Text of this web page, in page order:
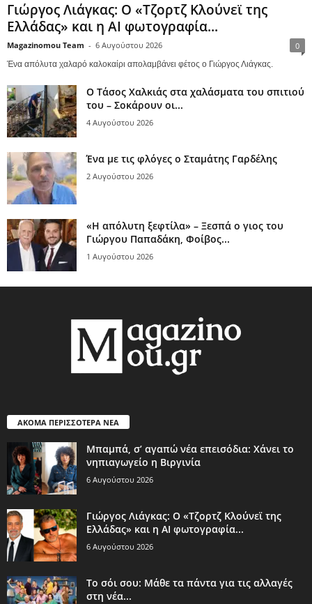
Γιώργος Λιάγκας: Ο «Τζορτζ Κλούνεϊ της
Ελλάδας» και η AI φωτογραφία...
Magazinomou Team - 6 Αυγούστου 2026 0
Ένα απόλυτα χαλαρό καλοκαίρι απολαμβάνει φέτος ο Γιώργος Λιάγκας.
Ο Τάσος Χαλκιάς στα χαλάσματα του σπιτιού
του – Σοκάρουν οι...
4 Αυγούστου 2026
Ένα με τις φλόγες ο Σταμάτης Γαρδέλης
2 Αυγούστου 2026
«Η απόλυτη ξεφτίλα» – Ξεσπά ο γιος του
Γιώργου Παπαδάκη, Φοίβος...
1 Αυγούστου 2026
ΑΚΟΜΑ ΠΕΡΙΣΣΟΤΕΡΑ ΝΕΑ
Μπαμπά, σ’ αγαπώ νέα επεισόδια: Χάνει το
νηπιαγωγείο η Βιργινία
6 Αυγούστου 2026
Γιώργος Λιάγκας: Ο «Τζορτζ Κλούνεϊ της
Ελλάδας» και η AI φωτογραφία...
6 Αυγούστου 2026
Το σόι σου: Μάθε τα πάντα για τις αλλαγές
στη νέα...